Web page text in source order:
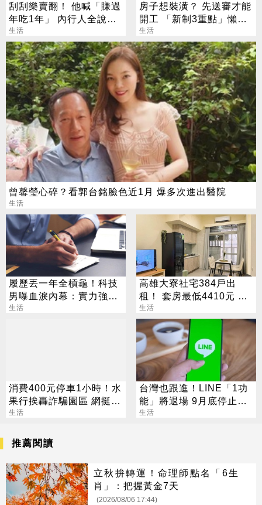
刮刮樂賣翻！ 他喊「賺過
年吃1年」 內行人全說
了：生存不易
生活
房子想裝潢？ 先送審才能
開工 「新制3重點」懶人
包一次看
生活
曾馨瑩心碎？看郭台銘臉色近1月 爆多次進出醫院
生活
履歷丟一年全槓龜！科技
男曝血淚內幕：實力強也
沒用
生活
高雄大寮社宅384戶出
租！ 套房最低4410元 這
日起開放申請
生活
消費400元停車1小時！水
果行挨轟詐騙園區 網挺店
家：很正常
生活
台灣也跟進！LINE「1功
能」將退場 9月底停止服
務
生活
推薦閱讀
立秋拚轉運！命理師點名「6生
肖」：把握黃金7天
(2026/08/06 17:44)